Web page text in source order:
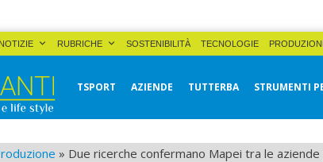
NOTIZIE RUBRICHE SOSTENIBILITÀ TECNOLOGIE
TSPORT AZIENDE TUTTERBA STRUMENTI
» Due ricerche confermano Mapei tra le aziende